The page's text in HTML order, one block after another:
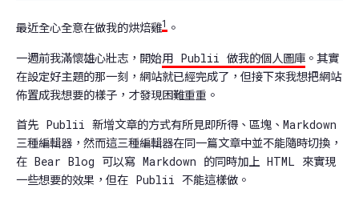
最近全心全意在做我的烘焙雞1 。
一週前我滿懷雄心壯志，開始用 Publii 做我的個人圖庫 。其實
在設定好主題的那一刻，網站就已經完成了，但接下來我想把網站
佈置成我想要的樣子，才發現困難重重。
首先 Publii 新增文章的方式有所見即所得、區塊、Markdown
三種編輯器，然而這三種編輯器在同一篇文章中並不能隨時切換，
在 Bear Blog 可以寫 Markdown 的同時加上 HTML 來實現
一些想要的效果，但在 Publii 不能這樣做。